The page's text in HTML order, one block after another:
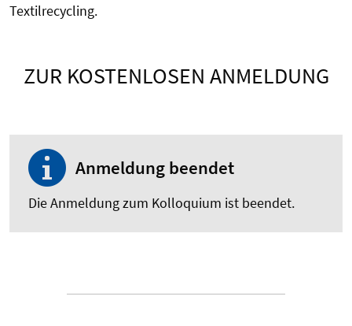
Textilrecycling.
ZUR KOSTENLOSEN ANMELDUNG
Anmeldung beendet
Die Anmeldung zum Kolloquium ist beendet.